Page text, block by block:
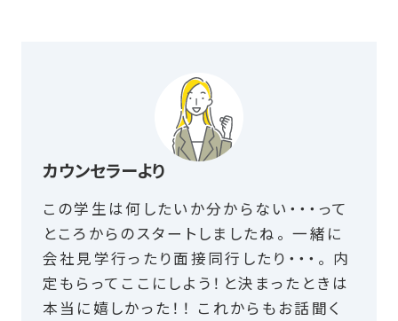
カウンセラーより
この学生は何したいか分からない・・・って
ところからのスタートしましたね。 一緒に
会社見学行ったり面接同行したり・・・。 内
定もらってここにしよう！と決まったときは
本当に嬉しかった！！ これからもお話聞く